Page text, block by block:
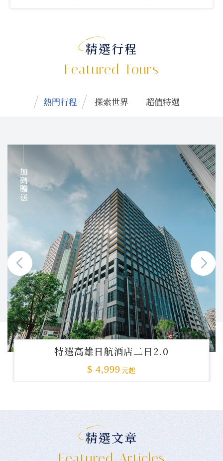
精選行程
Featured Tours
熱門行程 探索世界 超值特選
加碼贈送
特選高雄日航酒店二日2.0
$ 4,999 元起
精選文章